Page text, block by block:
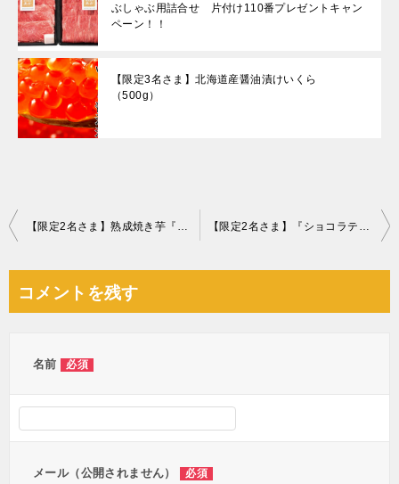
ぶしゃぶ用詰合せ 片付け110番プレゼントキャン
ペーン！！
【限定3名さま】北海道産醤油漬けいくら
（500g）
投
ビ
【限定2名さま】熟成焼き芋『紅はるか』 【限定2名さま】『ショコラティエ パレドオール』クリスマスツリーショコラ
コメントを残す
名前 必須
メール（公開されません） 必須